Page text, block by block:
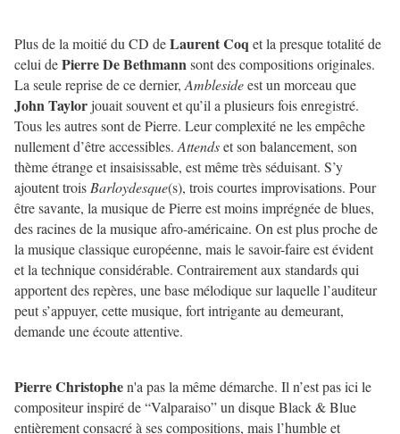
Plus de la moitié du CD deLaurent Coq et la presque totalité de
celui dePierre De Bethmannsont des compositions originales.
La seule reprise de ce dernier, Amblesideest un morceau que
John Taylorjouait souvent et qu’il a plusieurs fois enregistré.
Tous les autres sont de Pierre. Leur complexité ne les empêche
nullement d’être accessibles. Attendset son balancement, son
thème étrange et insaisissable, est même très séduisant. S’y
ajoutent trois Barloydesque(s), trois courtes improvisations. Pour
être savante, la musique de Pierre est moins imprégnée de blues,
des racines de la musique afro-américaine. On est plus proche de
la musique classique européenne, mais le savoir-faire est évident
et la technique considérable. Contrairement aux standards qui
apportent des repères, une base mélodique sur laquelle l’auditeur
peut s’appuyer, cette musique, fort intrigante au demeurant,
demande une écoute attentive.
Pierre Christophen'a pas la même démarche. Il n’est pas ici le
compositeur inspiré de “Valparaiso” un disque Black & Blue
entièrement consacré à ses compositions, mais l’humble et